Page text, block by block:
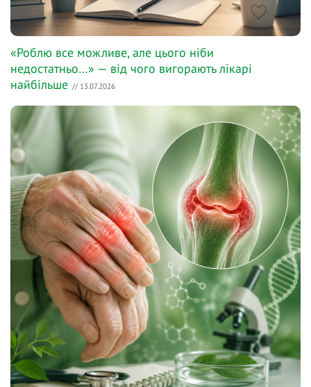
«Роблю все можливе, але цього ніби
недостатньо…» — від чого вигорають лікарі
найбільше // 13.07.2026